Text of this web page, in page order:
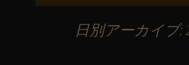
日別アーカイブ: